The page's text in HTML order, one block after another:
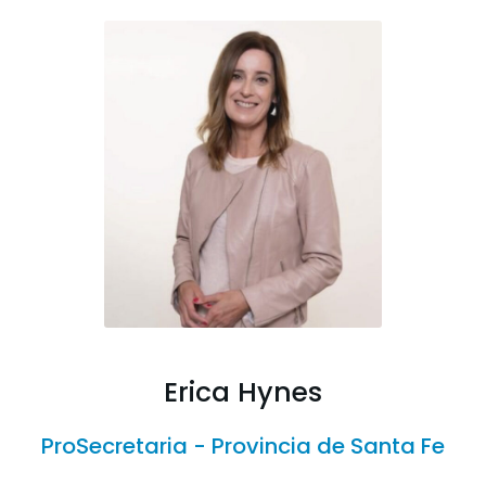
Erica Hynes
ProSecretaria - Provincia de Santa Fe